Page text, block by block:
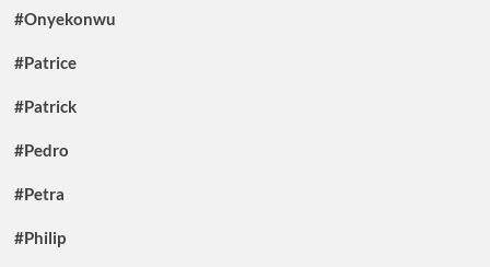
#Onyekonwu
#Patrice
#Patrick
#Pedro
#Petra
#Philip